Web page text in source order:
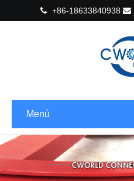
+86-18633840938
Menú